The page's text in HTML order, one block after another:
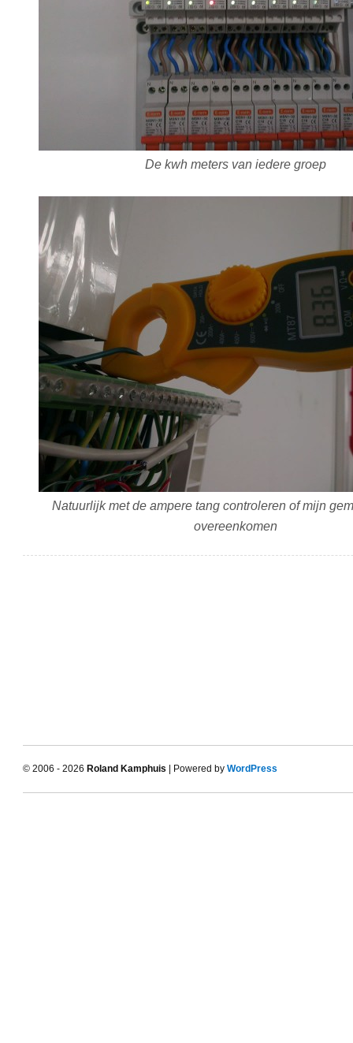
De kwh meters van iedere groep
Natuurlijk met de ampere tang controleren of mijn
overeenkomen
© 2006 - 2026 Roland Kamphuis | Powered by WordPress